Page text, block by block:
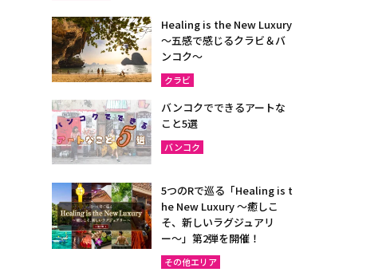
Healing is the New Luxury
～五感で感じるクラビ＆バ
ンコク～
クラビ
バンコクでできるアートな
こと5選
バンコク
5つのRで巡る「Healing is t
he New Luxury ～癒しこ
そ、新しいラグジュアリ
ー〜」第2弾を開催！
その他エリア